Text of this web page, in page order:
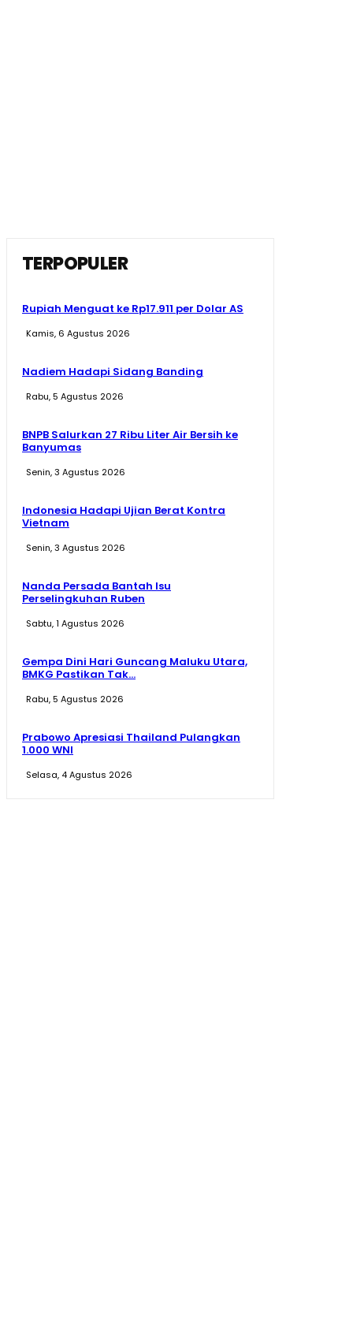
TERPOPULER
Rupiah Menguat ke Rp17.911 per Dolar AS
Kamis, 6 Agustus 2026
Nadiem Hadapi Sidang Banding
Rabu, 5 Agustus 2026
BNPB Salurkan 27 Ribu Liter Air Bersih ke
Banyumas
Senin, 3 Agustus 2026
Indonesia Hadapi Ujian Berat Kontra
Vietnam
Senin, 3 Agustus 2026
Nanda Persada Bantah Isu
Perselingkuhan Ruben
Sabtu, 1 Agustus 2026
Gempa Dini Hari Guncang Maluku Utara,
BMKG Pastikan Tak...
Rabu, 5 Agustus 2026
Prabowo Apresiasi Thailand Pulangkan
1.000 WNI
Selasa, 4 Agustus 2026